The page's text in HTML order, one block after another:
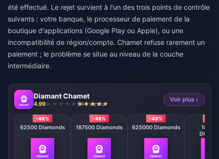
été effectué. Le rejet survient à l'un des trois points de contrôle
suivants : votre banque, le processeur de paiement de la
boutique d'applications (Google Play ou Apple), ou une
incompatibilité de région/compte. Chamet refuse rarement un
paiement ; le problème se situe au niveau de la couche
intermédiaire.
Diamant Chamet
4.99 644 vendu
Voir plus ›
-48%
62500 Diamonds
-48%
187500 Diamonds
-48%
625000 Diamonds